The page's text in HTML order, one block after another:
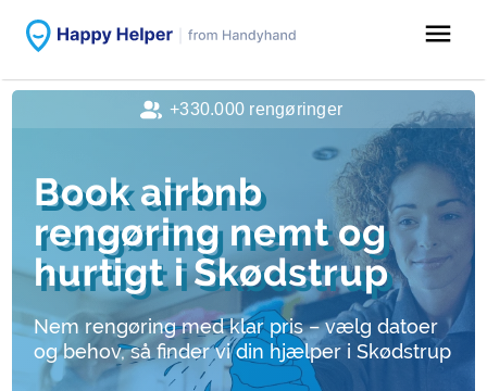
menu
Book airbnb
rengøring nemt og
hurtigt i Skødstrup
Nem rengøring med klar pris – vælg datoer
og behov, så finder vi din hjælper i Skødstrup
+330.000 rengøringer